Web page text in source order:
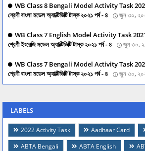
WB Class 8 Bengali Model Activity Task
শ্রেণী বাংলা মডেল অ্যাক্টিভিটি টাস্ক ২০২১ পর্ব - ৪
জুন ৩০,
WB Class 7 English Model Activity Task
শ্রেণী ইংরেজি মডেল অ্যাক্টিভিটি টাস্ক ২০২১ পর্ব - ৪
জুন ৩০,
WB Class 7 Bengali Model Activity Task
শ্রেণী বাংলা মডেল অ্যাক্টিভিটি টাস্ক ২০২১ পর্ব - ৪
জুন ৩০,
LABELS
2022 Activity Task Aadhaar Card
ABTA Bengali
ABTA English